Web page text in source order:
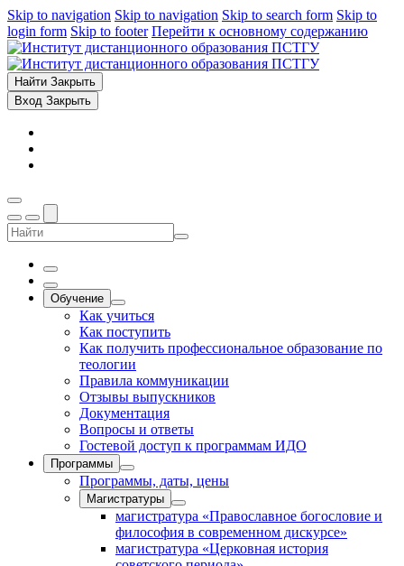
Skip to navigation Skip to navigation Skip to search form Skip to
login form Skip to footer Перейти к основному содержанию
Найти Закрыть
Вход Закрыть
Обучение
Как учиться
Как поступить
Как получить профессиональное образование по
теологии
Правила коммуникации
Отзывы выпускников
Документация
Вопросы и ответы
Гостевой доступ к программам ИДО
Программы
Программы, даты, цены
Магистратуры
магистратура «Православное богословие и
философия в современном дискурсе»
магистратура «Церковная история